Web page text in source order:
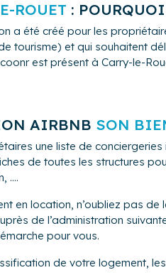
ROUET :
a été créé pour les
tourisme) et qui souhaitent
est présent à Carry-le-
AIRBNB SON
une liste de
de toutes les structures
....
en location, n’oubliez pas
de l’administration suivante
pour vous.
de votre logement,